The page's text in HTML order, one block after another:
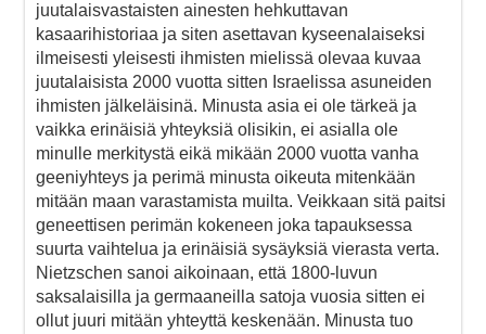
juutalaisvastaisten ainesten hehkuttavan
kasaarihistoriaa ja siten asettavan kyseenalaiseksi
ilmeisesti yleisesti ihmisten mielissä olevaa kuvaa
juutalaisista 2000 vuotta sitten Israelissa asuneiden
ihmisten jälkeläisinä. Minusta asia ei ole tärkeä ja
vaikka erinäisiä yhteyksiä olisikin, ei asialla ole
minulle merkitystä eikä mikään 2000 vuotta vanha
geeniyhteys ja perimä minusta oikeuta mitenkään
mitään maan varastamista muilta. Veikkaan sitä paitsi
geneettisen perimän kokeneen joka tapauksessa
suurta vaihtelua ja erinäisiä sysäyksiä vierasta verta.
Nietzschen sanoi aikoinaan, että 1800-luvun
saksalaisilla ja germaaneilla satoja vuosia sitten ei
ollut juuri mitään yhteyttä keskenään. Minusta tuo